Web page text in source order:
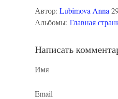
Автор: Lubimova Anna
Альбомы: Главная
Написать
Имя
Email